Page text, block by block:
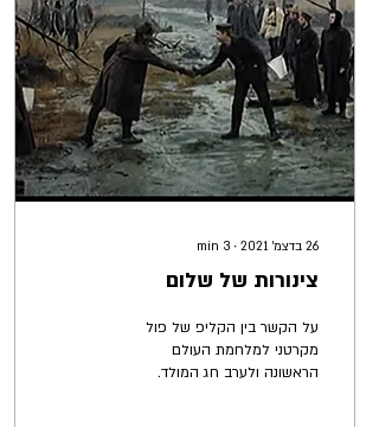
26 בדצמ׳ 2021 ∙
3
min
צינורות של שלום
על הקשר בין הקליפ של פול
מקרטני למלחמת העולם
הראשונה ולערב חג המולד.